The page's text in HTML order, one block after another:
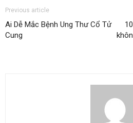
Previous article
Ai Dễ Mắc Bệnh Ung Thư Cổ Tử
Cung